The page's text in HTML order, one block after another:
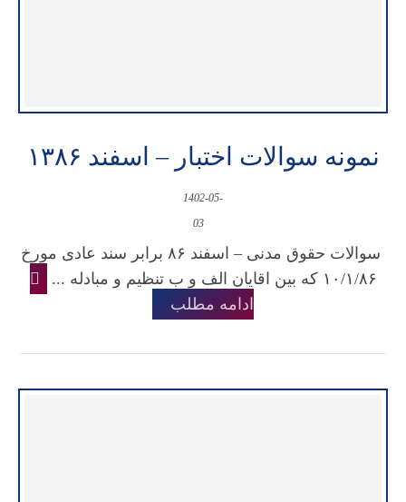
نمونه سوالات اختبار – اسفند ۱۳۸۶
1402-05-
03
سوالات حقوق مدنی – اسفند ۸۶ برابر سند عادی مورخ
۱۰/۱/۸۶ که بین اقایان الف و ب تنظیم و مبادله ...
ادامه مطلب